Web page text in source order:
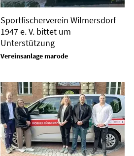
Sportfischerverein Wilmersdorf
1947 e. V. bittet um
Unterstützung
Vereinsanlage marode